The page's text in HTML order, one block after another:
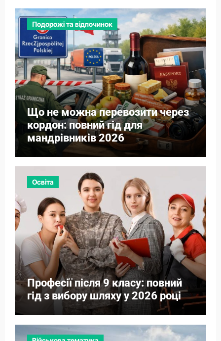
Подорожі та відпочинок
Що не можна перевозити через
кордон: повний гід для
мандрівників 2026
Освіта
Професії після 9 класу: повний
гід з вибору шляху у 2026 році